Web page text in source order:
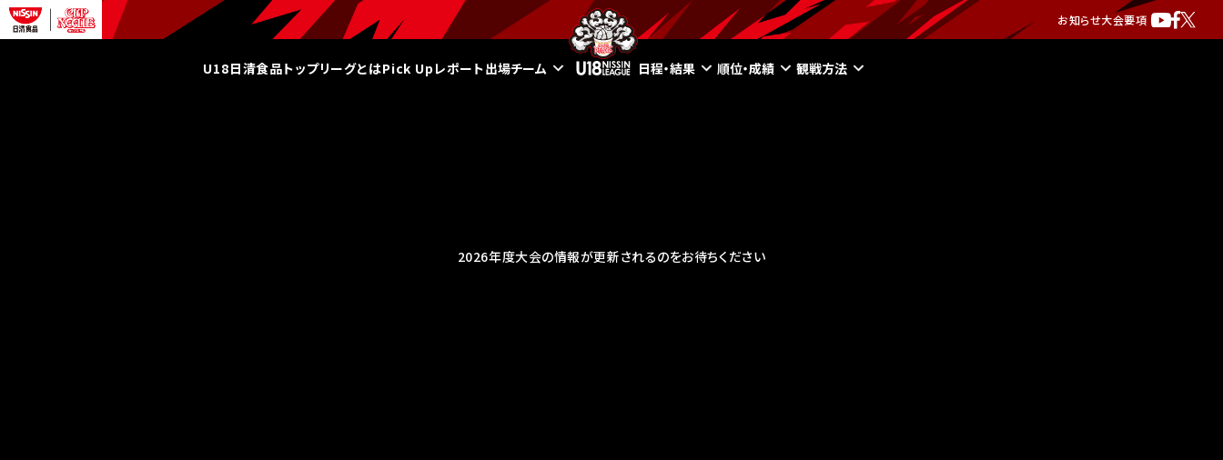
お知らせ大会要項
U18日清食品トップリーグとはPick Upレポート出場チーム 日程・結果 順位・成績 観戦方法
2026年度大会の情報が更新されるのをお待ちください